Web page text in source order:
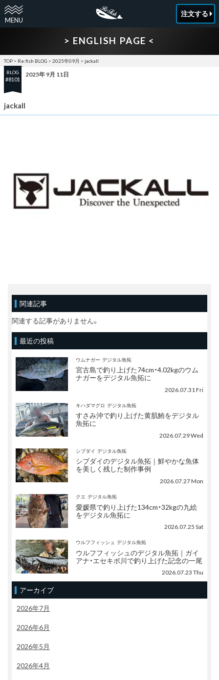
注文する
> ENGLISH PAGE <
TOP > Re:fish BLOG > 2025年09月 > jackall
BLOG
#8101
2025年 9月 11日
jackall
関連記事
関連する記事がありません。
最近の投稿
ウムナガー デジタル魚拓
宮古島で釣り上げた74cm・4.02kgのウム
ナガーをデジタル魚拓に
2026.07.31 Fri
キハダマグロ デジタル魚拓
すさみ沖で釣り上げた黄肌鮪をデジタル
魚拓に
2026.07.29 Wed
シブダイ デジタル魚拓
シブダイのデジタル魚拓｜鮮やかな魚体
を美しく残した制作事例
2026.07.27 Mon
クエ デジタル魚拓
愛媛県で釣り上げた134cm・32kgの九絵
をデジタル魚拓に
2026.07.25 Sat
ウルフフィッシュ デジタル魚拓
ウルフフィッシュのデジタル魚拓｜ガイ
アナ・エセキボ川で釣り上げた記念の一尾
2026.07.23 Thu
アーカイブ
2026年7月
2026年6月
2026年5月
2026年4月